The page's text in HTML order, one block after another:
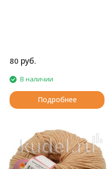
80 руб.
В наличии
Подробнее